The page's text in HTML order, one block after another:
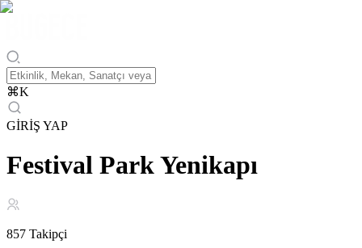
⌘K
GİRİŞ YAP
Festival Park Yenikapı
857 Takipçi